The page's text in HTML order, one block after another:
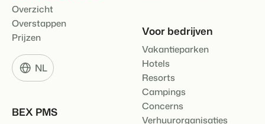
Overzicht
Overstappen
Prijzen
NL
BEX PMS
Voor bedrijven
Vakantieparken
Hotels
Resorts
Campings
Concerns
Verhuurorganisaties